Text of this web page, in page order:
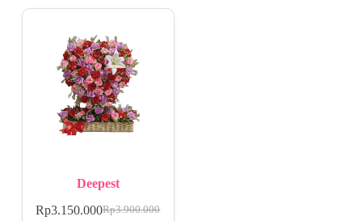
Deepest
Rp3.900.000
Rp3.150.000